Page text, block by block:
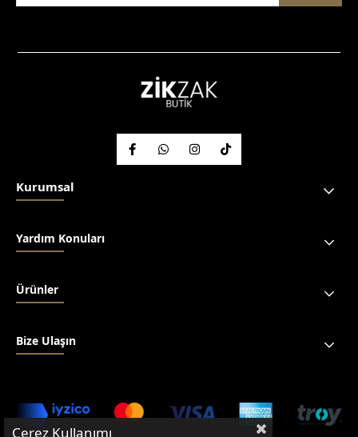
Kurumsal
Yardım Konuları
Ürünler
Bize Ulaşın
Çerez Kullanımı